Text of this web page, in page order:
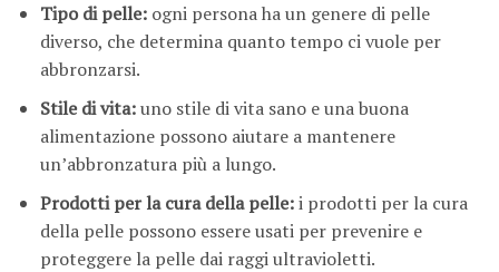
Tipo di pelle:ogni persona ha un genere di pelle
diverso, che determina quanto tempo ci vuole per
abbronzarsi.
Stile di vita:uno stile di vita sano e una buona
alimentazione possono aiutare a mantenere
un’abbronzatura più a lungo.
Prodotti per la cura della pelle:i prodotti per la cura
della pelle possono essere usati per prevenire e
proteggere la pelle dai raggi ultravioletti.